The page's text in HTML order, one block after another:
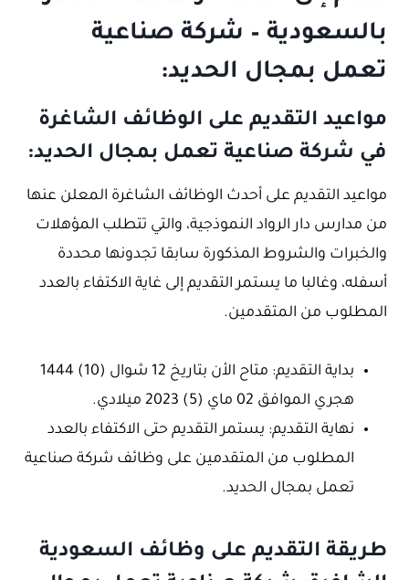
بالسعودية – شركة صناعية
تعمل بمجال الحديد:
مواعيد التقديم على الوظائف الشاغرة
في شركة صناعية تعمل بمجال الحديد:
مواعيد التقديم على أحدث الوظائف الشاغرة المعلن عنها
من مدارس دار الرواد النموذجية، والتي تتطلب المؤهلات
والخبرات والشروط المذكورة سابقا تجدونها محددة
أسفله، وغالبا ما يستمر التقديم إلى غاية الاكتفاء بالعدد
المطلوب من المتقدمين.
بداية التقديم: متاح الأن بتاريخ 12 شوال (10) 1444
هجري الموافق 02 ماي (5) 2023 ميلادي.
نهاية التقديم: يستمر التقديم حتى الاكتفاء بالعدد
المطلوب من المتقدمين على وظائف شركة صناعية
تعمل بمجال الحديد.
طريقة التقديم على وظائف السعودية